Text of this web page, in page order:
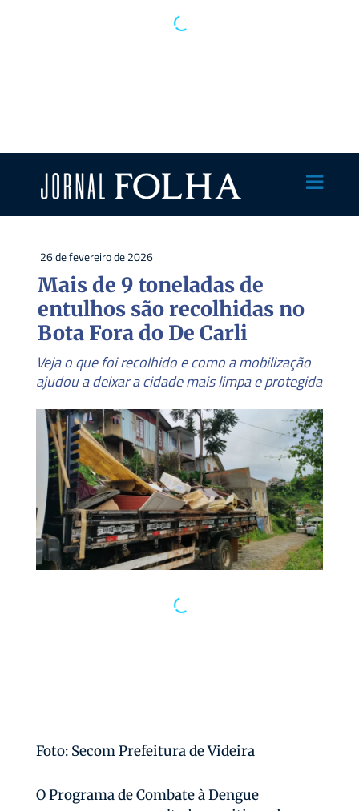
26 de fevereiro de 2026
Mais de 9 toneladas de
entulhos são recolhidas no
Bota Fora do De Carli
Veja o que foi recolhido e como a mobilização
ajudou a deixar a cidade mais limpa e protegida
Foto: Secom Prefeitura de Videira
O Programa de Combate à Dengue